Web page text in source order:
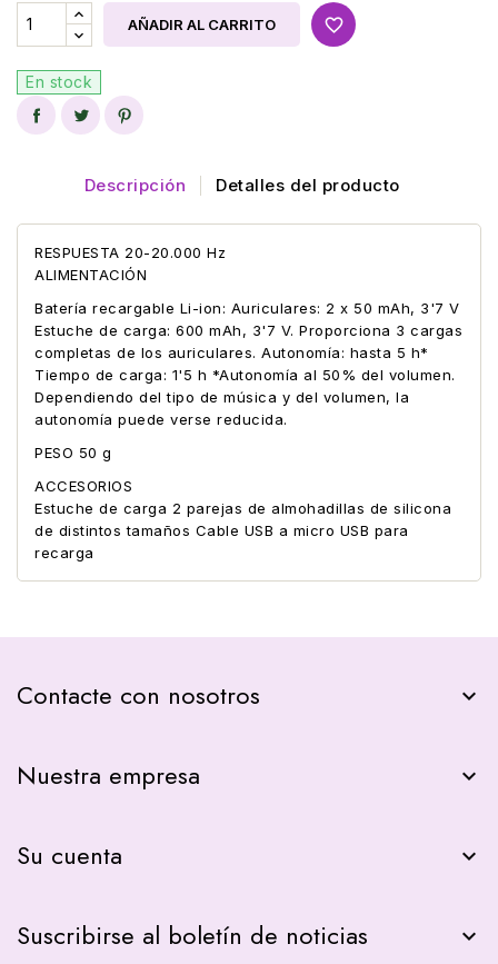
AÑADIR AL CARRITO favorite_border
En stock
Descripción Detalles del producto
RESPUESTA 20-20.000 Hz
ALIMENTACIÓN
Batería recargable Li-ion: Auriculares: 2 x 50 mAh, 3'7 V
Estuche de carga: 600 mAh, 3'7 V. Proporciona 3 cargas
completas de los auriculares. Autonomía: hasta 5 h*
Tiempo de carga: 1'5 h *Autonomía al 50% del volumen.
Dependiendo del tipo de música y del volumen, la
autonomía puede verse reducida.
PESO 50 g
ACCESORIOS
Estuche de carga 2 parejas de almohadillas de silicona
de distintos tamaños Cable USB a micro USB para
recarga
Contacte con nosotros keyboard_arrow_down
Nuestra empresa 
Su cuenta 
Suscribirse al boletín de noticias 